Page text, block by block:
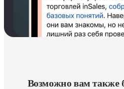
Возможно вам также